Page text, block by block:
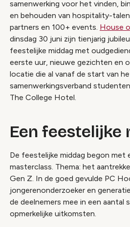
samenwerking voor het vinden,
en behouden van hospitality-
partners en 100+ events. House
dinsdag 30 juni zijn tienjarig
feestelijke middag met
eerste uur, nieuwe gezichten en
locatie die al vanaf de start van
samenwerkingsverband
The College Hotel.
Een feestelijke
De feestelijke middag begon met
masterclass. Thema: het
Gen Z. In de goed gevulde PC
jongerenonderzoeker en
de deelnemers mee in een aantal
opmerkelijke uitkomsten.